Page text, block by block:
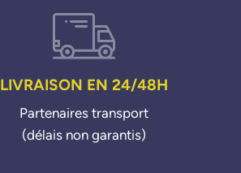
LIVRAISON EN 24/48H
Partenaires transport
(délais non garantis)